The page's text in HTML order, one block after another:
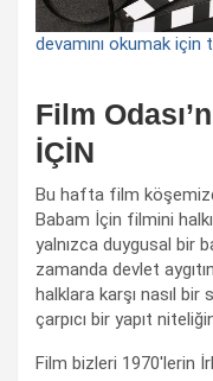
devamını okumak için
Film
İÇİN
Bu hafta film
Babam İçin filmini
yalnızca duygusal bir
zamanda devlet
halklara karşı nasıl bir
çarpıcı bir yapıt
Film bizleri 1970'lerin